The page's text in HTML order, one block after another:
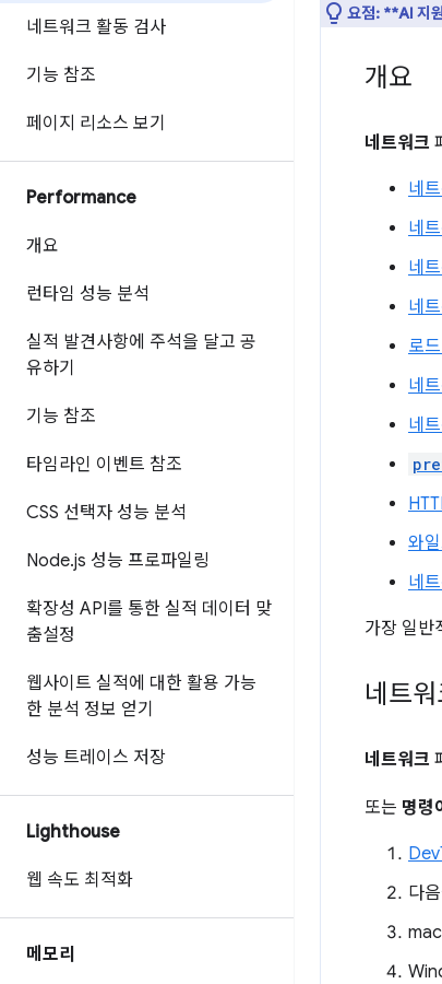
네트워크 활동 검사
기능 참조
페이지 리소스 보기
Performance
개요
런타임 성능 분석
실적 발견사항에 주석을 달고 공
유하기
기능 참조
타임라인 이벤트 참조
CSS 선택자 성능 분석
Node.js 성능 프로파일링
확장성 API를 통한 실적 데이터 맞
춤설정
웹사이트 실적에 대한 활용 가능
한 분석 정보 얻기
성능 트레이스 저장
Lighthouse
웹 속도 최적화
메모리
요점: **AI 지
개요
네트워크
네
네
네
네
로
네
네
와
네
가장 일반
네트워
네트워크
또는 명령
다